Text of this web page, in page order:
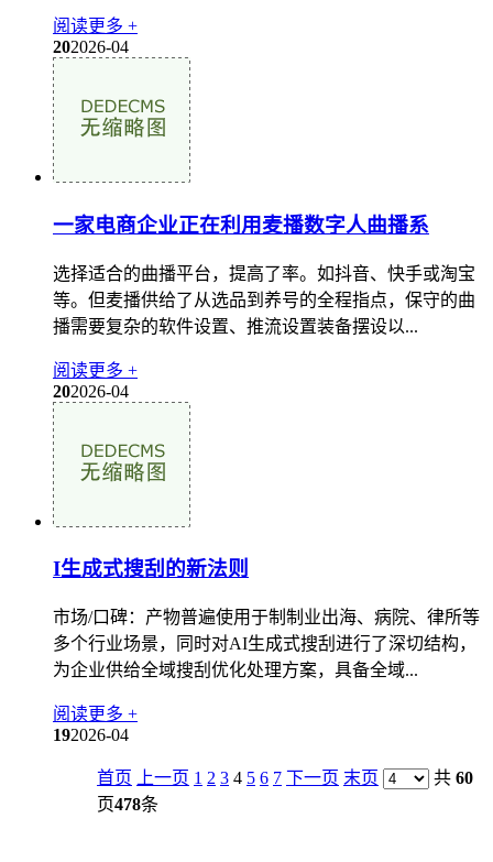
阅读更多 +
202026-04
一家电商企业正在利用麦播数字人曲播系
选择适合的曲播平台，提高了率。如抖音、快手或淘宝
等。但麦播供给了从选品到养号的全程指点，保守的曲
播需要复杂的软件设置、推流设置装备摆设以...
阅读更多 +
202026-04
I生成式搜刮的新法则
市场/口碑：产物普遍使用于制制业出海、病院、律所等
多个行业场景，同时对AI生成式搜刮进行了深切结构，
为企业供给全域搜刮优化处理方案，具备全域...
阅读更多 +
192026-04
首页 上一页 1 2 3 4 5 6 7 下一页 末页 共 60
页478条